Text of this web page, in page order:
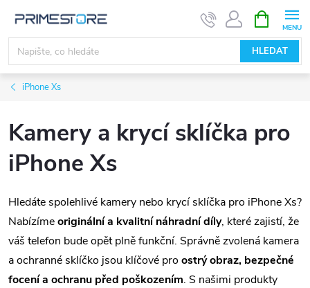
obsah
HLEDAT
NÁKUPNÍ
KOŠÍK
iPhone Xs
Kamery a krycí sklíčka pro
iPhone Xs
Hledáte spolehlivé kamery nebo krycí sklíčka pro iPhone Xs?
Nabízímeoriginální a kvalitní náhradní díly, které zajistí, že
váš telefon bude opět plně funkční. Správně zvolená kamera
a ochranné sklíčko jsou klíčové pro ostrý obraz, bezpečné
focení a ochranu před poškozením. S našimi produkty